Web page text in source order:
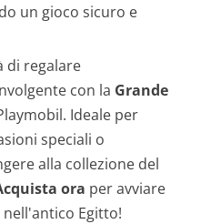
un gioco sicuro e
di regalare
con la Grande
Ideale per
speciali o
alla collezione del
ora per avviare
Egitto!